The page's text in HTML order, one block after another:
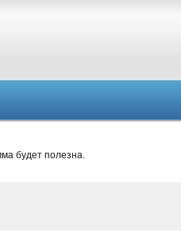
будет полезна.